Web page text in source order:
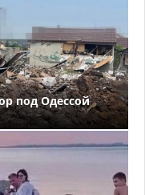
под Одессой